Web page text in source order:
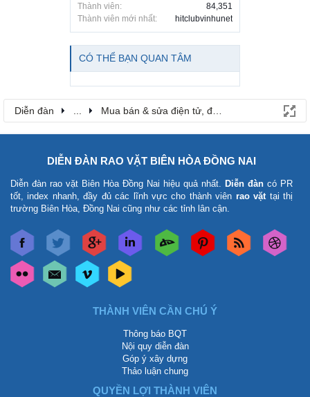
Thành viên:
84,351
Thành viên mới nhất:
hitclubvinhunet
CÓ THỂ BẠN QUAN TÂM
Diễn đàn Mua bán & sửa điện tử, điện lạnh
DIỄN ĐÀN RAO VẶT BIÊN HÒA ĐỒNG NAI
Diễn đàn rao vặt Biên Hòa Đồng Nai hiệu quả nhất. Diễn đàn có PR
tốt, index nhanh, đầy đủ các lĩnh vực cho thành viên rao vặt tại thị
trường Biên Hòa, Đồng Nai cũng như các tỉnh lân cận.
THÀNH VIÊN CẦN CHÚ Ý
Thông báo BQT
Nội quy diễn đàn
Góp ý xây dựng
Thảo luận chung
QUYỀN LỢI THÀNH VIÊN